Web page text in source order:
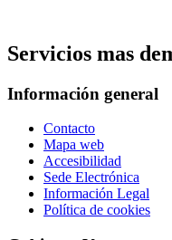
Servicios mas
Información general
Contacto
Mapa web
Accesibilidad
Sede Electrónica
Información Legal
Política de cookies